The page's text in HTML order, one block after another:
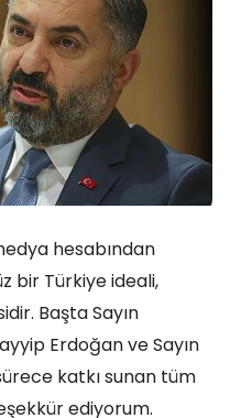
hesabından
bir Türkiye ideali,
Başta Sayın
Erdoğan ve Sayın
katkı sunan tüm
ediyorum.